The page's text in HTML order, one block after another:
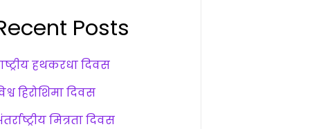
Posts
हथकरधा दिवस
हिरोशिमा दिवस
मित्रता दिवस